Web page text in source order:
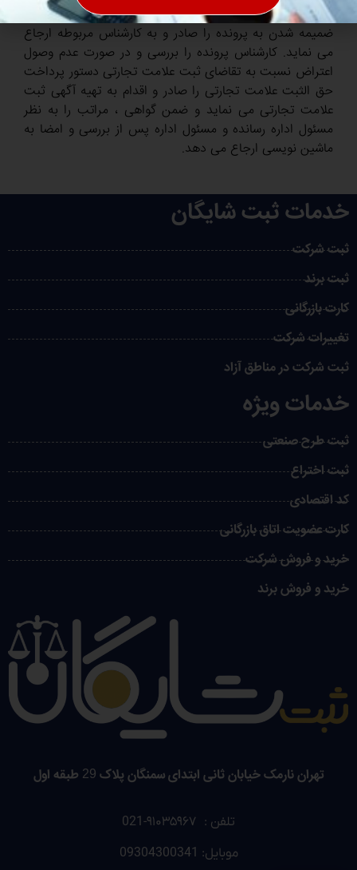
مسئول اداره پس از وصول تقاضا و روزنامه رسمی ، دستور
ضمیمه شدن به پرونده را صادر و به کارشناس مربوطه ارجاع
می نماید. کارشناس پرونده را بررسی و در صورت عدم وصول
اعتراض نسبت به تقاضای ثبت علامت تجارتی دستور پرداخت
حق الثبت علامت تجارتی را صادر و اقدام به تهیه آگهی ثبت
علامت تجارتی می نماید و ضمن گواهی ، مراتب را به نظر
مسئول اداره رسانده و مسئول اداره پس از بررسی و امضا به
ماشین نویسی ارجاع می دهد.
خدمات ثبت شایگان
ثبت شرکت
ثبت برند
کارت بازرگانی
تغییرات شرکت
ثبت شرکت در مناطق آزاد
خدمات ویژه
ثبت طرح صنعتی
ثبت اختراع
کد اقتصادی
کارت عضویت اتاق بازرگانی
خرید و فروش شرکت
خرید و فروش برند
تهران نارمک خیابان ثانی ابتدای سمنگان پلاک 29 طبقه اول
تلفن : ۹۱۰۳۵۹۶۷-021
موبایل: 09304300341